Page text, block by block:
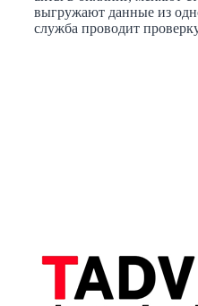
выгружают данные из
служба проводит